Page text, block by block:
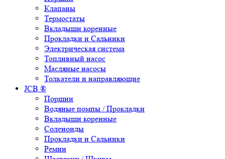
Клапаны
Термостаты
Вкладыши коренные
Прокладки и Сальники
Электрическая система
Топливный насос
Масляные насосы
Толкатели и направляющие
JCB ®
Поршни
Водяные помпы / Прокладки
Вкладыши коренные
Соленоиды
Прокладки и Сальники
Ремни